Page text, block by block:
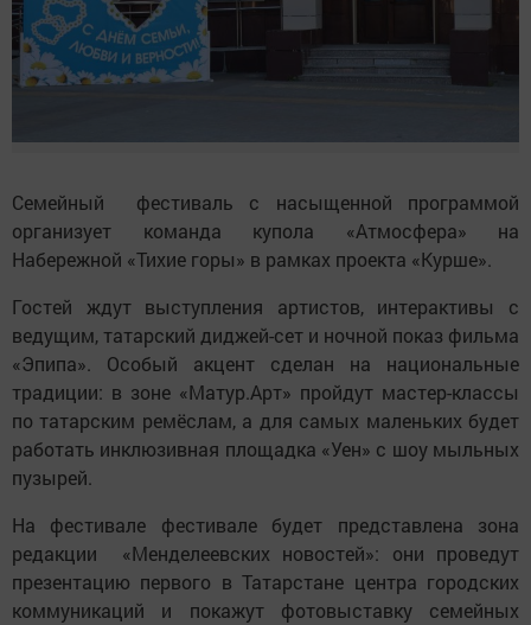
Семейный фестиваль с насыщенной программой
организует команда купола «Атмосфера» на
Набережной «Тихие горы» в рамках проекта «Курше».
Гостей ждут выступления артистов, интерактивы с
ведущим, татарский диджей-сет и ночной показ фильма
«Эпипа». Особый акцент сделан на национальные
традиции: в зоне «Матур.Арт» пройдут мастер-классы
по татарским ремёслам, а для самых маленьких будет
работать инклюзивная площадка «Уен» с шоу мыльных
пузырей.
На фестивале фестивале будет представлена зона
редакции «Менделеевских новостей»: они проведут
презентацию первого в Татарстане центра городских
коммуникаций и покажут фотовыставку семейных